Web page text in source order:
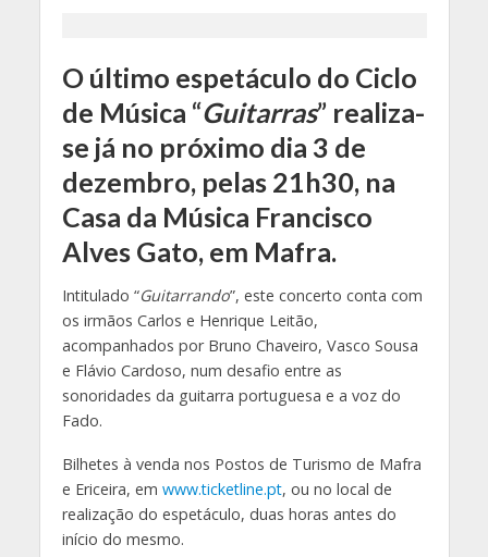
O último espetáculo do Ciclo
de Música “Guitarras” realiza-
se já no próximo dia 3 de
dezembro, pelas 21h30, na
Casa da Música Francisco
Alves Gato, em Mafra.
Intitulado “Guitarrando”, este concerto conta com
os irmãos Carlos e Henrique Leitão,
acompanhados por Bruno Chaveiro, Vasco Sousa
e Flávio Cardoso, num desafio entre as
sonoridades da guitarra portuguesa e a voz do
Fado.
Bilhetes à venda nos Postos de Turismo de Mafra
e Ericeira, em www.ticketline.pt, ou no local de
realização do espetáculo, duas horas antes do
início do mesmo.